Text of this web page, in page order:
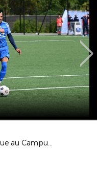
La solidarité se joue au Campus pour les clubs franciliens